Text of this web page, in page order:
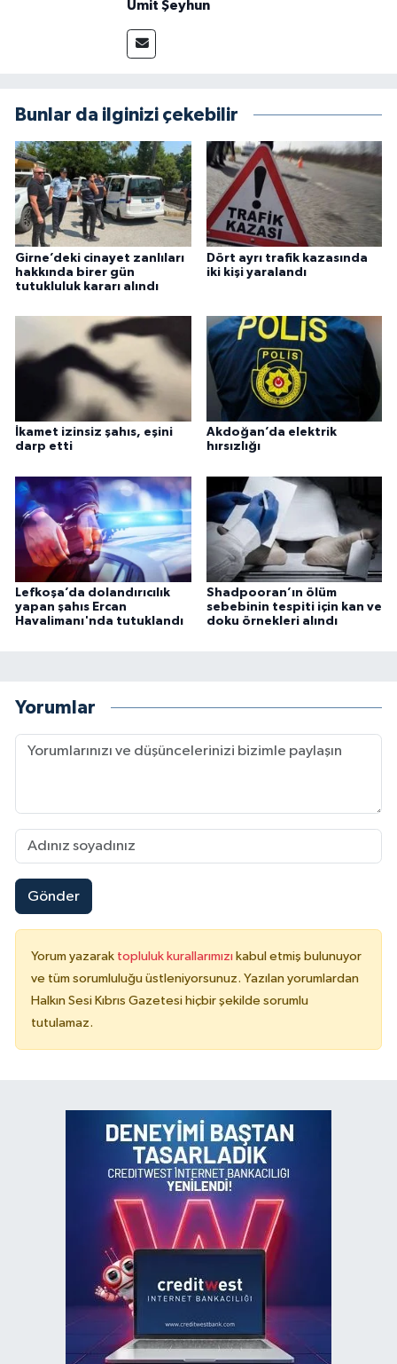
Ümit Şeyhun
Bunlar da ilginizi çekebilir
Girne’deki cinayet zanlıları
hakkında birer gün
tutukluluk kararı alındı
Dört ayrı trafik kazasında
iki kişi yaralandı
İkamet izinsiz şahıs, eşini
darp etti
Akdoğan’da elektrik
hırsızlığı
Lefkoşa’da dolandırıcılık
yapan şahıs Ercan
Havalimanı'nda tutuklandı
Shadpooran’ın ölüm
sebebinin tespiti için kan ve
doku örnekleri alındı
Yorumlar
Gönder
Yorum yazarak topluluk kurallarımızı kabul etmiş bulunuyor
ve tüm sorumluluğu üstleniyorsunuz. Yazılan yorumlardan
Halkın Sesi Kıbrıs Gazetesi hiçbir şekilde sorumlu
tutulamaz.